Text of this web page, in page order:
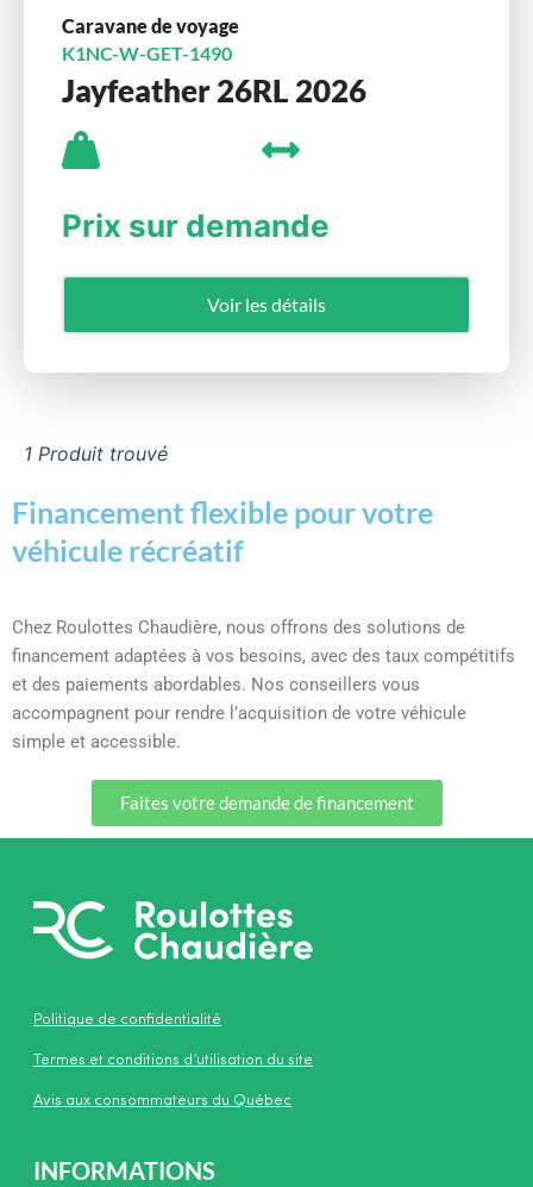
Caravane de voyage
K1NC-W-GET-1490
Jayfeather 26RL 2026
Prix sur demande
Voir les détails
1 Produit trouvé
Financement flexible pour votre
véhicule récréatif
Chez Roulottes Chaudière, nous offrons des solutions de
financement adaptées à vos besoins, avec des taux compétitifs
et des paiements abordables. Nos conseillers vous
accompagnent pour rendre l’acquisition de votre véhicule
simple et accessible.
Faites votre demande de financement
Politique de confidentialité
Termes et conditions d’utilisation du site
Avis aux consommateurs du Québec
INFORMATIONS